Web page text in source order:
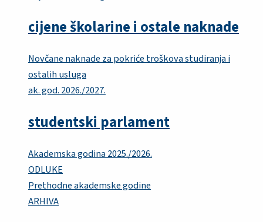
cijene školarine i ostale naknade
Novčane naknade za pokriće troškova studiranja i
ostalih usluga
ak. god. 2026./2027.
studentski parlament
Akademska godina 2025./2026.
ODLUKE
Prethodne akademske godine
ARHIVA